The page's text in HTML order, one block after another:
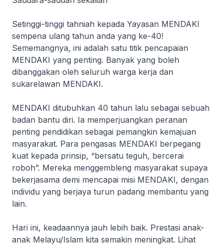
Setinggi-tinggi tahniah kepada Yayasan MENDAKI
sempena ulang tahun anda yang ke-40!
Sememangnya, ini adalah satu titik pencapaian
MENDAKI yang penting. Banyak yang boleh
dibanggakan oleh seluruh warga kerja dan
sukarelawan MENDAKI.
MENDAKI ditubuhkan 40 tahun lalu sebagai sebuah
badan bantu diri. Ia memperjuangkan peranan
penting pendidikan sebagai pemangkin kemajuan
masyarakat. Para pengasas MENDAKI berpegang
kuat kepada prinsip, “bersatu teguh, bercerai
roboh”. Mereka menggembleng masyarakat supaya
bekerjasama demi mencapai misi MENDAKI, dengan
individu yang berjaya turun padang membantu yang
lain.
Hari ini, keadaannya jauh lebih baik. Prestasi anak-
anak Melayu/Islam kita semakin meningkat. Lihat